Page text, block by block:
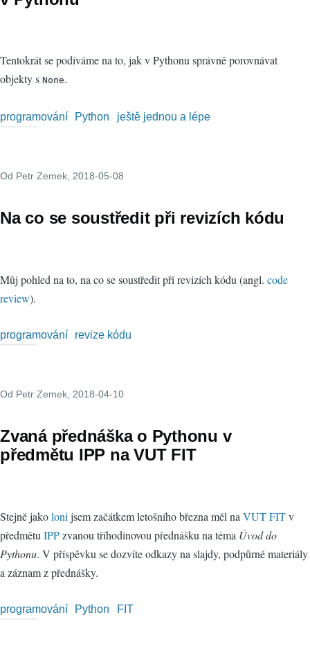
Tentokrát se podíváme na to, jak v Pythonu správně porovnávat
objekty s None.
programování Python ještě jednou a lépe
Od Petr Zemek, 2018-05-08
Na co se soustředit při revizích kódu
Můj pohled na to, na co se soustředit při revizích kódu (angl. code
review).
programování revize kódu
Od Petr Zemek, 2018-04-10
Zvaná přednáška o Pythonu v
předmětu IPP na VUT FIT
Stejně jakoloni jsem začátkem letošního března měl na VUT FITv
předmětu IPPzvanou tříhodinovou přednášku na téma Úvod do
Pythonu. V příspěvku se dozvíte odkazy na slajdy, podpůrné materiály
a záznam z přednášky.
programování Python FIT